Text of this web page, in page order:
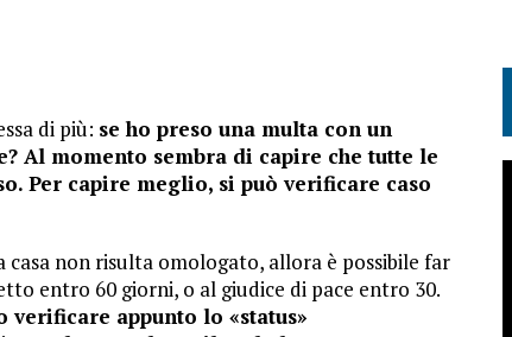
di più: se ho preso una multa con un
Al momento sembra di capire che tutte le
Per capire meglio, si può verificare caso
non risulta omologato, allora è possibile far
entro 60 giorni, o al giudice di pace entro 30.
verificare appunto lo «status»